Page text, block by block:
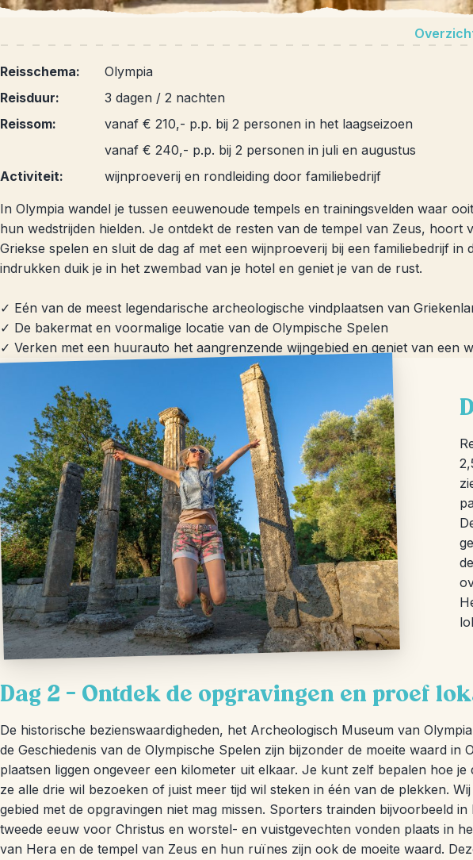
Reisschema:
Olympia
Reisduur:
3 dagen / 2 nachten
Reissom:
vanaf € 210,- p.p. bij 2 personen in het laagseizoen
vanaf € 240,- p.p. bij 2 personen in juli en augustus
Activiteit:
wijnproeverij en rondleiding door familiebedrijf
In Olympia wandel je tussen eeuwenoude tempels en trainingsvelden waar
hun wedstrijden hielden. Je ontdekt de resten van de tempel van Zeus, hoort
Griekse spelen en sluit de dag af met een wijnproeverij bij een familiebedrijf in
indrukken duik je in het zwembad van je hotel en geniet je van de rust.
✓ Eén van de meest legendarische archeologische vindplaatsen van
✓ De bakermat en voormalige locatie van de Olympische Spelen
✓ Verken met een huurauto het aangrenzende wijngebied en geniet van een
Dag 2 – Ontdek de opgravingen en proef
De historische bezienswaardigheden, het Archeologisch Museum van
de Geschiedenis van de Olympische Spelen zijn bijzonder de moeite waard in
plaatsen liggen ongeveer een kilometer uit elkaar. Je kunt zelf bepalen hoe je
ze alle drie wil bezoeken of juist meer tijd wil steken in één van de plekken.
gebied met de opgravingen niet mag missen. Sporters trainden bijvoorbeeld in
tweede eeuw voor Christus en worstel- en vuistgevechten vonden plaats in
van Hera en de tempel van Zeus en hun ruïnes zijn ook de moeite waard.